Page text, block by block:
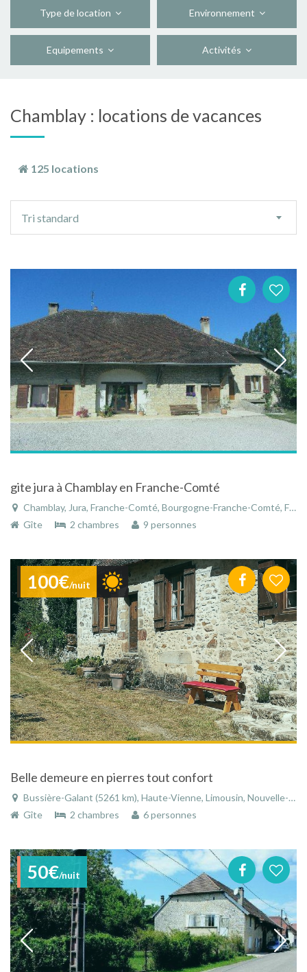
Type de location Environnement
Equipements Activités
Chamblay : locations de vacances
125 locations
tri
Tri standard
gite jura à Chamblay en Franche-Comté
Chamblay, Jura, Franche-Comté, Bourgogne-Franche-Comté, France
Gîte
2 chambres 9 personnes
100€/nuit
Belle demeure en pierres tout confort
Bussière-Galant (5261 km), Haute-Vienne, Limousin, Nouvelle-Aquitaine, France
Gîte
2 chambres 6 personnes
50€/nuit